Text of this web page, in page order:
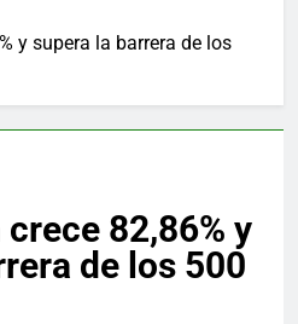
y supera la barrera de los
82,86% y
de los 500